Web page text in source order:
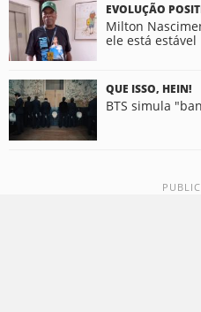
EVOLUÇÃO
Milton
ele está estável
QUE ISSO, HEIN!
BTS simula